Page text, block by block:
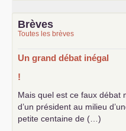
Brèves
Toutes les brèves
Un grand débat inégal
!
Mais quel est ce faux débat
d’un président au milieu
petite centaine de (…)